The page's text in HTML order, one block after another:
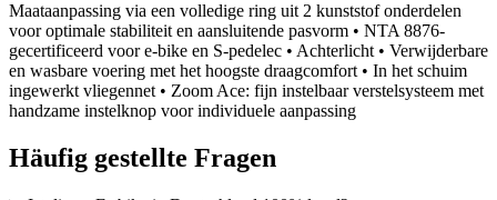
Maataanpassing via een volledige ring uit 2 kunststof onderdelen
voor optimale stabiliteit en aansluitende pasvorm • NTA 8876-
gecertificeerd voor e-bike en S-pedelec • Achterlicht • Verwijderbare
en wasbare voering met het hoogste draagcomfort • In het schuim
ingewerkt vliegennet • Zoom Ace: fijn instelbaar verstelsysteem met
handzame instelknop voor individuele aanpassing
Häufig gestellte Fragen